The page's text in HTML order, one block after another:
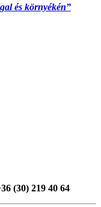
és környékén”
(30) 219 40 64